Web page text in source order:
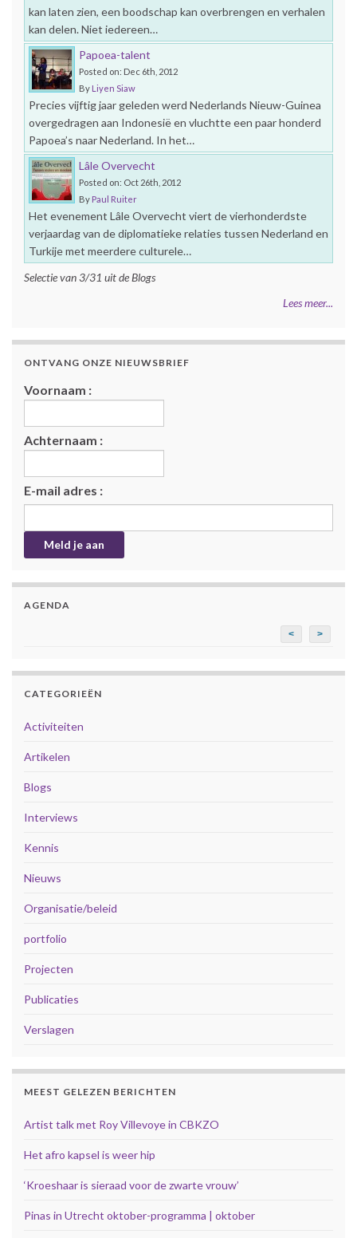
kan laten zien, een boodschap kan overbrengen en verhalen
kan delen. Niet iedereen…
Papoea-talent
Posted on: Dec 6th, 2012
By Liyen Siaw
Precies vijftig jaar geleden werd Nederlands Nieuw-Guinea
overgedragen aan Indonesië en vluchtte een paar honderd
Papoea’s naar Nederland. In het…
Lâle Overvecht
Posted on: Oct 26th, 2012
By Paul Ruiter
Het evenement Lâle Overvecht viert de vierhonderdste
verjaardag van de diplomatieke relaties tussen Nederland en
Turkije met meerdere culturele…
Selectie van 3/31 uit de Blogs
Lees meer...
ONTVANG ONZE NIEUWSBRIEF
Voornaam :
Achternaam :
E-mail adres :
AGENDA
< >
CATEGORIEËN
Activiteiten
Artikelen
Blogs
Interviews
Kennis
Nieuws
Organisatie/beleid
portfolio
Projecten
Publicaties
Verslagen
MEEST GELEZEN BERICHTEN
Artist talk met Roy Villevoye in CBKZO
Het afro kapsel is weer hip
‘Kroeshaar is sieraad voor de zwarte vrouw’
Pinas in Utrecht oktober-programma | oktober